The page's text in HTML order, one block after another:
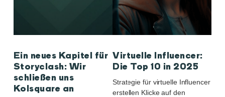
Ein neues Kapitel für
Storyclash: Wir
schließen uns
Kolsquare an
Virtuelle Influencer:
Die Top 10 in 2025
Strategie für virtuelle Influencer
erstellen Klicke auf den